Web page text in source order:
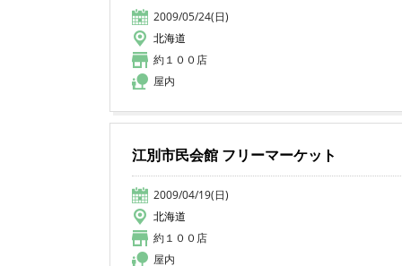
2009/05/24(日)
北海道
約１００店
屋内
江別市民会館 フリーマーケット
2009/04/19(日)
北海道
約１００店
屋内